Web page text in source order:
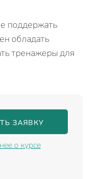
поддержать
обладать
тренажеры для
ЗАЯВКУ
о курсе